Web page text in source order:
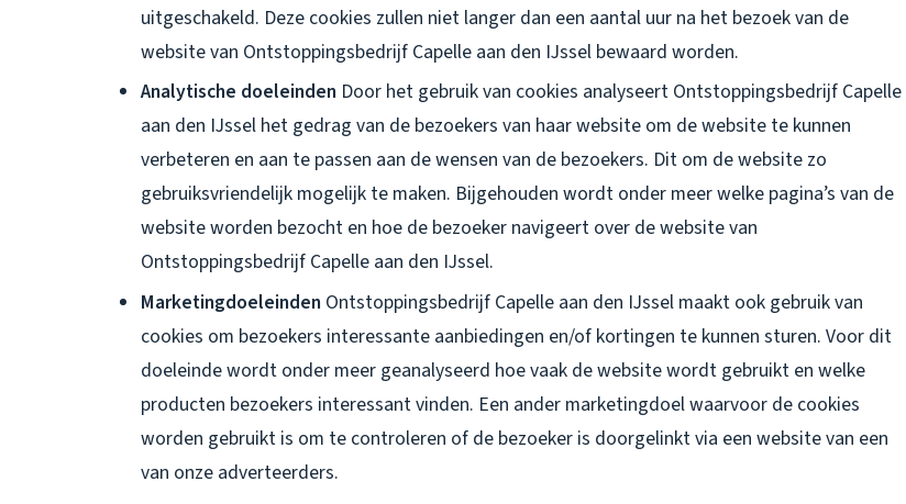
uitgeschakeld. Deze cookies zullen niet langer dan een aantal uur na het bezoek van de
website van Ontstoppingsbedrijf Capelle aan den IJssel bewaard worden.
Analytische doeleinden Door het gebruik van cookies analyseert Ontstoppingsbedrijf Capelle
aan den IJssel het gedrag van de bezoekers van haar website om de website te kunnen
verbeteren en aan te passen aan de wensen van de bezoekers. Dit om de website zo
gebruiksvriendelijk mogelijk te maken. Bijgehouden wordt onder meer welke pagina’s van de
website worden bezocht en hoe de bezoeker navigeert over de website van
Ontstoppingsbedrijf Capelle aan den IJssel.
Marketingdoeleinden Ontstoppingsbedrijf Capelle aan den IJssel maakt ook gebruik van
cookies om bezoekers interessante aanbiedingen en/of kortingen te kunnen sturen. Voor dit
doeleinde wordt onder meer geanalyseerd hoe vaak de website wordt gebruikt en welke
producten bezoekers interessant vinden. Een ander marketingdoel waarvoor de cookies
worden gebruikt is om te controleren of de bezoeker is doorgelinkt via een website van een
van onze adverteerders.